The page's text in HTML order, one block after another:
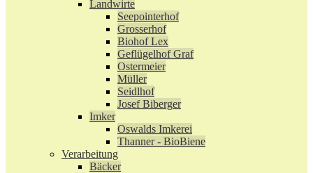
Landwirte
Seepointerhof
Grosserhof
Biohof Lex
Geflügelhof Graf
Ostermeier
Müller
Seidlhof
Josef Biberger
Imker
Oswalds Imkerei
Thanner - BioBiene
Verarbeitung
Bäcker